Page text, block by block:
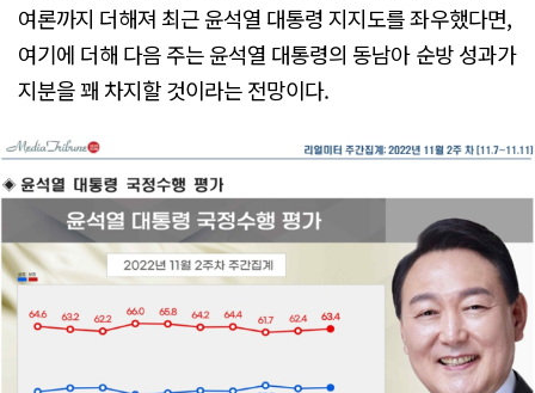
여론까지 더해져 최근 윤석열 대통령 지지도를 좌우했다면,
여기에 더해 다음 주는 윤석열 대통령의 동남아 순방 성과가
지분을 꽤 차지할 것이라는 전망이다.